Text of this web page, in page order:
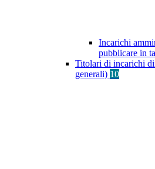
Incarichi
pubblicare in
Titolari di incarichi
generali) 10